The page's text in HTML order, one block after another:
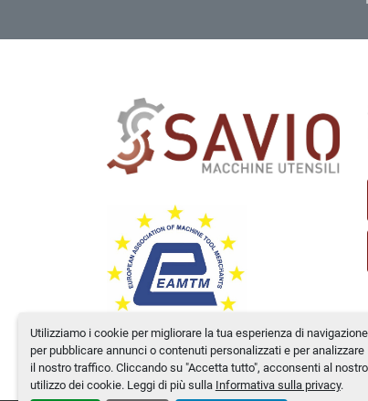
Utilizziamo i cookie per migliorare la tua esperienza di
per pubblicare annunci o contenuti personalizzati e per analizzare
il nostro traffico. Cliccando su "Accetta tutto", acconsenti al nostro
utilizzo dei cookie. Leggi di più sulla Informativa sulla privacy.